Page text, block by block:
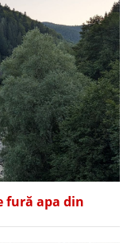
fură apa din